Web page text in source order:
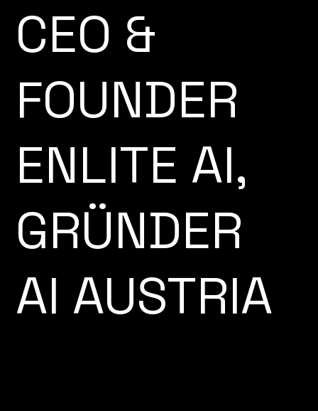
CEO &
FOUNDER
ENLITE AI,
GRÜNDER
AI AUSTRIA